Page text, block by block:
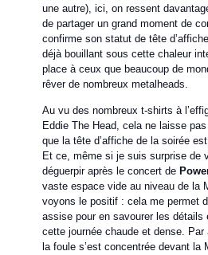
une autre), ici, on ressent
de partager un grand moment de
confirme son statut de tête
déjà bouillant sous cette chaleur
place à ceux que beaucoup de
rêver de nombreux metalheads.
Au vu des nombreux t-shirts à
Eddie The Head, cela ne laisse
que la tête d’affiche de la soirée
Et ce, même si je suis surprise de
déguerpir après le concert de
vaste espace vide au niveau de la
voyons le positif : cela me permet
assise pour en savourer les détails
cette journée chaude et dense. Par
la foule s’est concentrée devant la